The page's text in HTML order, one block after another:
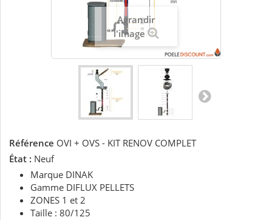
Agrandir
l'image
Référence OVI + OVS - KIT RENOV COMPLET
État : Neuf
Marque DINAK
Gamme DIFLUX PELLETS
ZONES 1 et 2
Taille : 80/125